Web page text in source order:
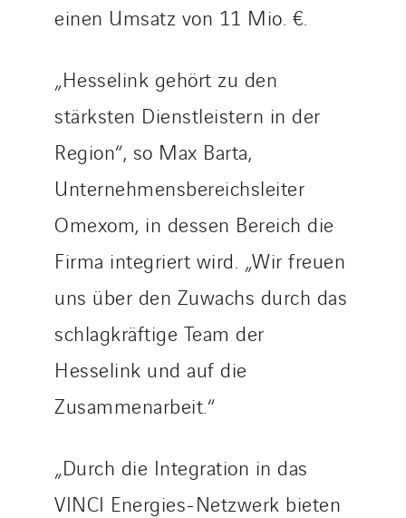
einen Umsatz von 11 Mio. €.
„Hesselink gehört zu den
stärksten Dienstleistern in der
Region“, so Max Barta,
Unternehmensbereichsleiter
Omexom, in dessen Bereich die
Firma integriert wird. „Wir freuen
uns über den Zuwachs durch das
schlagkräftige Team der
Hesselink und auf die
Zusammenarbeit.“
„Durch die Integration in das
VINCI Energies-Netzwerk bieten